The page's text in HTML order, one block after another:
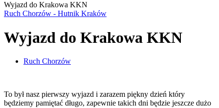
Wyjazd do Krakowa KKN
Ruch Chorzów - Hutnik Kraków
Wyjazd do Krakowa KKN
Ruch Chorzów
To był nasz pierwszy wyjazd i zarazem piękny dzień który
będziemy pamiętać długo, zapewnie takich dni będzie jeszcze dużo